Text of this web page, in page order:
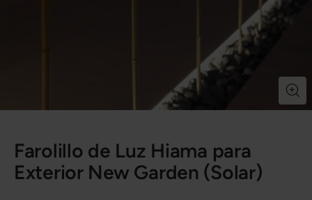
Farolillo de Luz Hiama para
Exterior New Garden (Solar)